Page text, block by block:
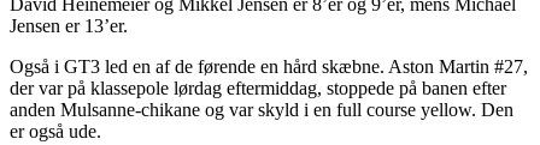
David Heinemeier og Mikkel Jensen er 8’er og 9’er, mens Michael
Jensen er 13’er.
Også i GT3 led en af de førende en hård skæbne. Aston Martin #27,
der var på klassepole lørdag eftermiddag, stoppede på banen efter
anden Mulsanne-chikane og var skyld i en full course yellow. Den
er også ude.